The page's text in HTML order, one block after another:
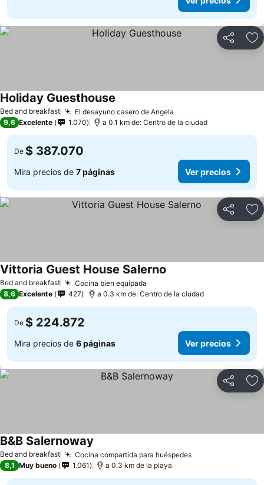
Compartir
Bed and breakfast El desayuno casero de Angela
Holiday Guesthouse
9,6 Excelente 1.070 a 0.1 km de: Centro de la ciudad
De $ 387.070
Mira precios de 7 páginas Ver precios
Compartir
Bed and breakfast Cocina bien equipada
Vittoria Guest House Salerno
8,6 Excelente 427 a 0.3 km de: Centro de la ciudad
De $ 224.872
Mira precios de 6 páginas Ver precios
Compartir
Bed and breakfast Cocina compartida para huéspedes
B&B Salernoway
8,1 Muy bueno 1.061 a 0.3 km de la playa